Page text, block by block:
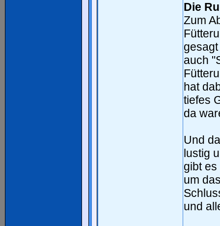
Die
Zum
auch
hat
tiefes
da
Und
lustig
gibt
um
und